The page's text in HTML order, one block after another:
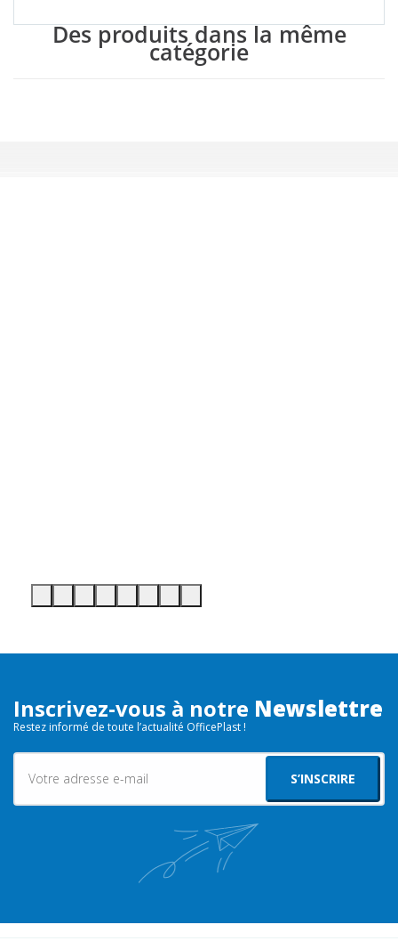
Des produits dans la même
catégorie
Inscrivez-vous à notre Newslettre
Restez informé de toute l’actualité OfficePlast !